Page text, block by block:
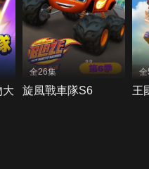
大
全26集
旋風戰車隊S6 王